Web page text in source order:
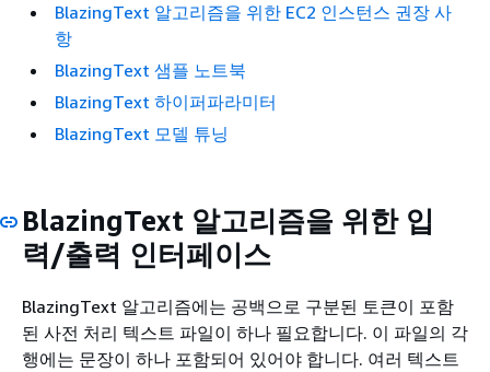
BlazingText 알고리즘을 위한 EC2 인스턴스 권장 사
항
BlazingText 샘플 노트북
BlazingText 하이퍼파라미터
BlazingText 모델 튜닝
BlazingText 알고리즘을 위한 입
력/출력 인터페이스
BlazingText 알고리즘에는 공백으로 구분된 토큰이 포함
된 사전 처리 텍스트 파일이 하나 필요합니다. 이 파일의 각
행에는 문장이 하나 포함되어 있어야 합니다. 여러 텍스트